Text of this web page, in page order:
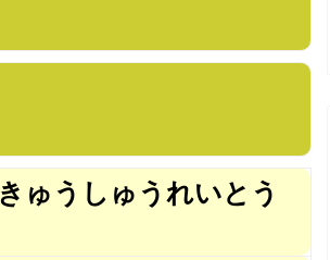
うしゅうれいとう